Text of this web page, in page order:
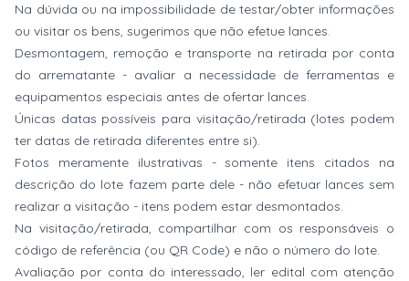
Na dúvida ou na impossibilidade de testar/obter informações
ou visitar os bens, sugerimos que não efetue lances.
Desmontagem, remoção e transporte na retirada por conta
do arrematante - avaliar a necessidade de ferramentas e
equipamentos especiais antes de ofertar lances.
Únicas datas possíveis para visitação/retirada (lotes podem
ter datas de retirada diferentes entre si).
Fotos meramente ilustrativas - somente itens citados na
descrição do lote fazem parte dele - não efetuar lances sem
realizar a visitação - itens podem estar desmontados.
Na visitação/retirada, compartilhar com os responsáveis o
código de referência (ou QR Code) e não o número do lote.
Avaliação por conta do interessado, ler edital com atenção